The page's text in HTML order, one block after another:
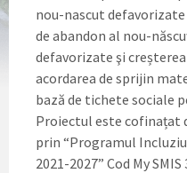
nou-nascut
de abandon al nou-
defavorizate şi
acordarea de sprijin
bază de tichete sociale
Proiectul este cofinațat
prin “Programul
2021-2027” Cod My